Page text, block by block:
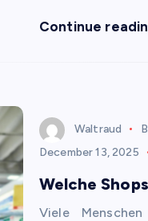
Continue
Waltraud
December 13, 2025
Welche
Viele